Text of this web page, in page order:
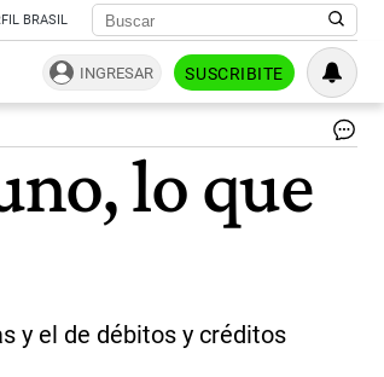
BRASIL
INGRESAR SUSCRIBITE
lo que
y el de débitos y créditos